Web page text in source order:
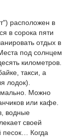
расположен в
в сорока пяти
отдых в
под солнцем
километров.
такси, а
лодок).
Можно
или кафе.
водные
своей
Когда